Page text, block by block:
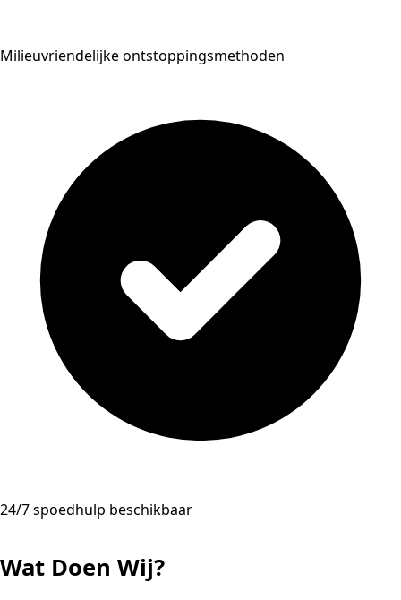
Milieuvriendelijke ontstoppingsmethoden
24/7 spoedhulp beschikbaar
Wat Doen Wij?